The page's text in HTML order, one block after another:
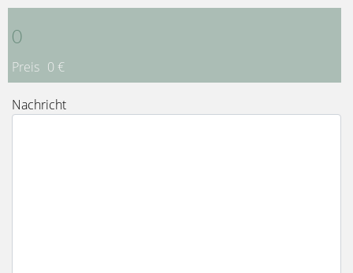
Gesamt
0
Preis 0 €
Nachricht